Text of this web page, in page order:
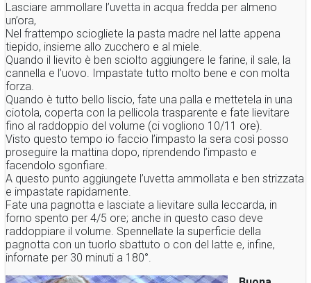
Lasciare ammollare l’uvetta in acqua fredda per almeno
un’ora,
Nel frattempo sciogliete la pasta madre nel latte appena
tiepido, insieme allo zucchero e al miele.
Quando il lievito è ben sciolto aggiungere le farine, il sale, la
cannella e l’uovo. Impastate tutto molto bene e con molta
forza.
Quando è tutto bello liscio, fate una palla e mettetela in una
ciotola, coperta con la pellicola trasparente e fate lievitare
fino al raddoppio del volume (ci vogliono 10/11 ore).
Visto questo tempo io faccio l’impasto la sera così posso
proseguire la mattina dopo, riprendendo l’impasto e
facendolo sgonfiare.
A questo punto aggiungete l’uvetta ammollata e ben strizzata
e impastate rapidamente.
Fate una pagnotta e lasciate a lievitare sulla leccarda, in
forno spento per 4/5 ore; anche in questo caso deve
raddoppiare il volume. Spennellate la superficie della
pagnotta con un tuorlo sbattuto o con del latte e, infine,
infornate per 30 minuti a 180°.